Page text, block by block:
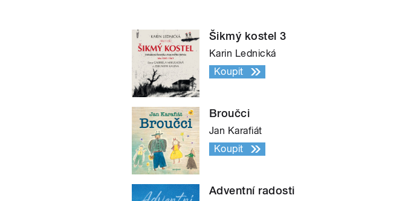
Šikmý kostel 3
Karin Lednická
Koupit
Broučci
Jan Karafiát
Koupit
Adventní radosti